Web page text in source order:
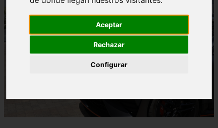
Aceptar
Rechazar
Configurar